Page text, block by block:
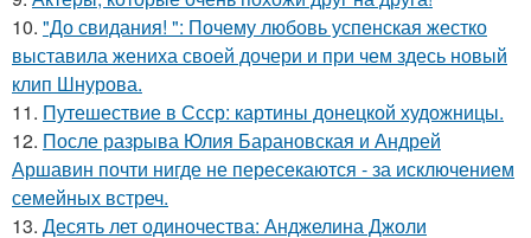
10. "До свидания! ": Почему любовь успенская жестко
выставила жениха своей дочери и при чем здесь новый
клип Шнурова.
11. Путешествие в Ссср: картины донецкой художницы.
12. После разрыва Юлия Барановская и Андрей
Аршавин почти нигде не пересекаются - за исключением
семейных встреч.
13. Десять лет одиночества: Анджелина Джоли